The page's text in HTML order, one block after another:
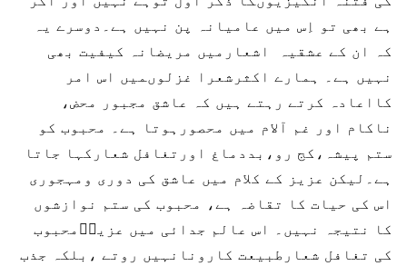
ہے بھی تو اِس میں عامیانہ پن نہیں ہے۔دوسرے یہ
کہ ان کے عشقیہ اشعارمیں مریضانہ کیفیت بھی
نہیں ہے۔ ہمارے اکثرشعرا غزلوںمیں اس امر
کااعادہ کرتے رہتے ہیں کہ عاشق مجبور محض،
ناکام اور غم آلام میں محصورہوتا ہے۔ محبوب کو
ستم پیشہ،کج رو،بددماغ اورتغافل شعارکہا جاتا
ہے۔لیکن عزیز کے کلام میں عاشق کی دوری ومہجوری
اس کی حیات کا تقاضہ ہے، محبوب کی ستم نوازشوں
کا نتیجہ نہیں۔ اس عالم جدائی میں عزیزؔمحبوب
کی تغافل شعارطبیعت کارونانہیں روتے ،بلکہ جذب